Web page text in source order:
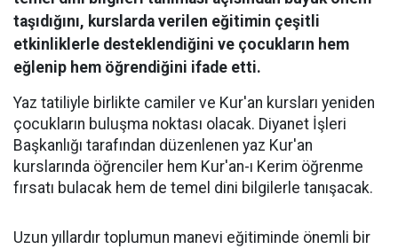
taşıdığını, kurslarda verilen eğitimin çeşitli
etkinliklerle desteklendiğini ve çocukların hem
eğlenip hem öğrendiğini ifade etti.
Yaz tatiliyle birlikte camiler ve Kur'an kursları yeniden
çocukların buluşma noktası olacak. Diyanet İşleri
Başkanlığı tarafından düzenlenen yaz Kur'an
kurslarında öğrenciler hem Kur'an-ı Kerim öğrenme
fırsatı bulacak hem de temel dini bilgilerle tanışacak.
Uzun yıllardır toplumun manevi eğitiminde önemli bir